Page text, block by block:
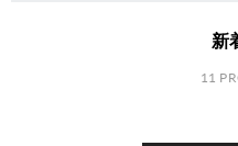
新
11